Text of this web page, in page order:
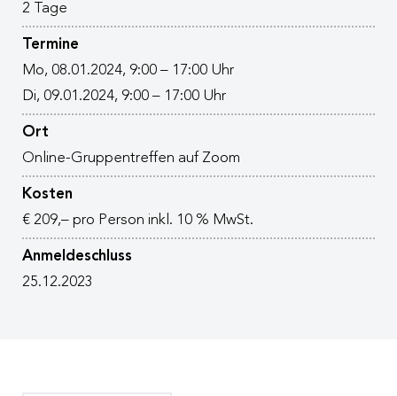
2 Tage
Termine
Mo, 08.01.2024, 9:00 – 17:00 Uhr
Di, 09.01.2024, 9:00 – 17:00 Uhr
Ort
Online-Gruppentreffen auf Zoom
Kosten
€ 209,– pro Person inkl. 10 % MwSt.
Anmeldeschluss
25.12.2023